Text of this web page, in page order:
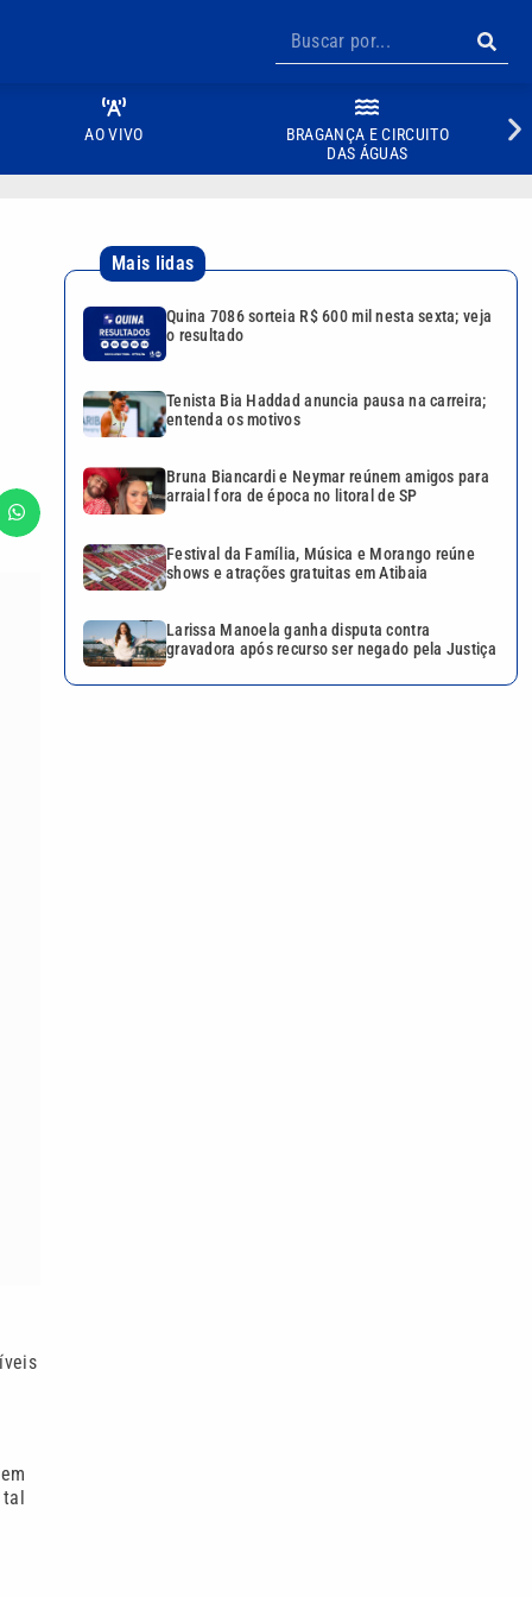
AO VIVO
BRAGANÇA E CIRCUITO
DAS ÁGUAS
tal
Mais lidas
Quina 7086 sorteia R$ 600 mil nesta sexta; veja
o resultado
Tenista Bia Haddad anuncia pausa na carreira;
entenda os motivos
Bruna Biancardi e Neymar reúnem amigos para
arraial fora de época no litoral de SP
Festival da Família, Música e Morango reúne
shows e atrações gratuitas em Atibaia
Larissa Manoela ganha disputa contra
gravadora após recurso ser negado pela Justiça